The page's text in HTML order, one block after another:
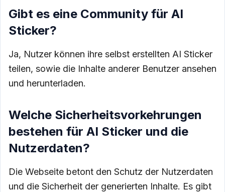
Gibt es eine Community für AI
Sticker?
Ja, Nutzer können ihre selbst erstellten AI Sticker
teilen, sowie die Inhalte anderer Benutzer ansehen
und herunterladen.
Welche Sicherheitsvorkehrungen
bestehen für AI Sticker und die
Nutzerdaten?
Die Webseite betont den Schutz der Nutzerdaten
und die Sicherheit der generierten Inhalte. Es gibt